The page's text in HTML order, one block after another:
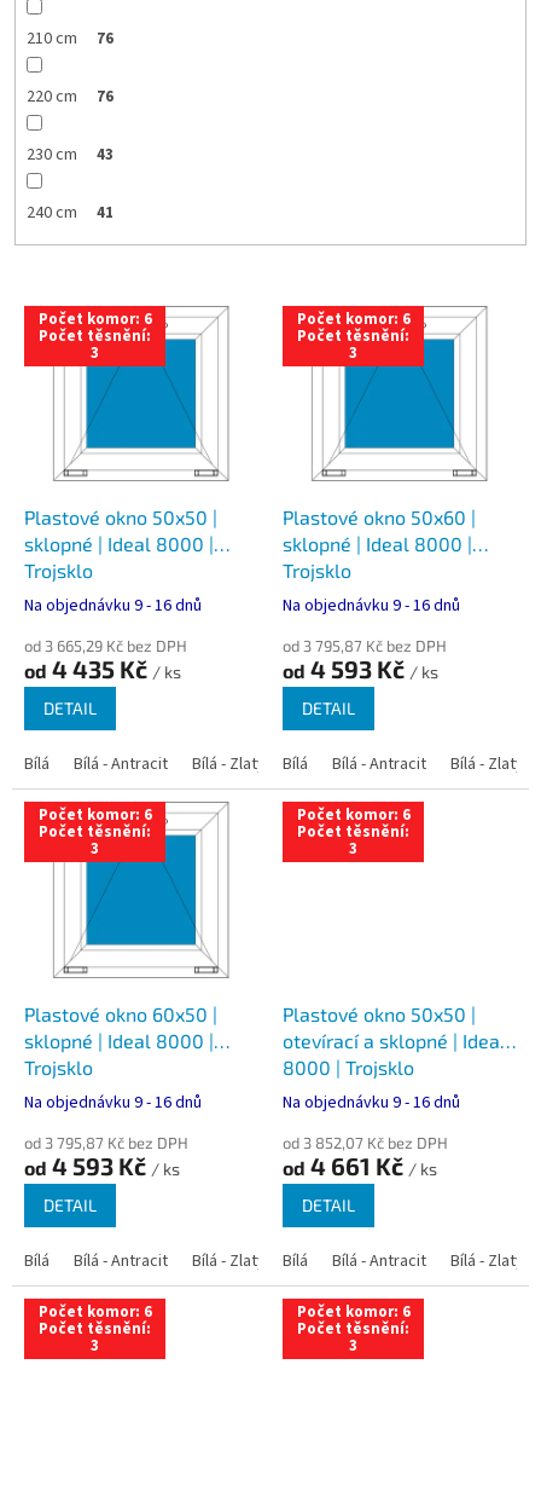
210 cm 76
220 cm 76
230 cm 43
240 cm 41
V
Počet komor: 6
Počet těsnění:
3
Plastové okno 50x50 |
sklopné | Ideal 8000 |
Trojsklo
Na objednávku 9 - 16 dnů
od 3 665,29 Kč bez DPH
od 4 435 Kč / ks
DETAIL
Bílá Bílá - Antracit Bílá - Zlatý dub Bílá - Tmavý dub Bílá -
Počet komor: 6
Počet těsnění:
3
Plastové okno 50x60 |
sklopné | Ideal 8000 |
Trojsklo
Na objednávku 9 - 16 dnů
od 3 795,87 Kč bez DPH
od 4 593 Kč / ks
DETAIL
Bílá Bílá - Antracit Bílá - Zlatý
Počet komor: 6
Počet těsnění:
3
Plastové okno 60x50 |
sklopné | Ideal 8000 |
Trojsklo
Na objednávku 9 - 16 dnů
od 3 795,87 Kč bez DPH
od 4 593 Kč / ks
DETAIL
Bílá Bílá - Antracit Bílá - Zlatý dub Bílá - Tmavý dub Bílá -
Počet komor: 6
Počet těsnění:
3
Plastové okno 50x50 |
otevírací a sklopné | Ideal
8000 | Trojsklo
Na objednávku 9 - 16 dnů
od 3 852,07 Kč bez DPH
od 4 661 Kč / ks
DETAIL
Bílá Bílá - Antracit Bílá - Zlatý
Počet komor: 6
Počet těsnění:
3
Počet komor: 6
Počet těsnění:
3